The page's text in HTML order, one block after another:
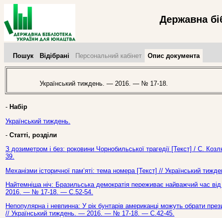
Державна
Пошук Відібрані Персональний кабінет Опис документа
Український тиждень. — 2016. — № 17-18.
- Набір
Український тиждень.
- Статті, розділи
З дозиметром і без: роковини Чорнобильської трагедії [Текст] / С.
39.
Механізми історичної пам‘яті: тема номера [Текст] // Український
Найтемніша ніч: Бразильська демократія переживає найважчий час
2016. — № 17-18. — С.52-54.
Непопулярна і невпинна: У рік бунтарів американці можуть обрати
// Український тиждень. — 2016. — № 17-18. — С.42-45.